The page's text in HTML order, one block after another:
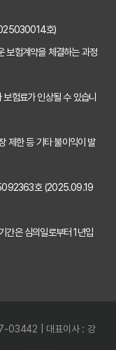
임플란트, 크라운 치료비 부담? 치아보험 비교사이트 활용법 및 보장꿀팁
2026년 치아보험, 가격 vs 보장! 비교 분석으로 나에게 딱 맞는 보험 찾기
치아보험 비교사이트 활용법: 숨겨진 보장까지 꼼꼼하게 찾는 꿀팁
치아보험 비교사이트 활용법: 숨은 꿀팁 대방출! 보험료 절약 노하우
5분 만에 끝내는 치아보험 비교! 나에게 딱 맞는 보험 찾고 숨은 혜택까지 챙기기
호)
보험계약을 체결하는 과정
험료가 인상될 수 있습니
제한 등 기타 불이익이 발
호 (2025.09.19
간은 심의일로부터 1년입
03442 | 대표이사 : 강